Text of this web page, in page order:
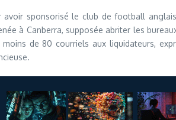
sponsorisé le club de football
à Canberra, supposée abriter les
de 80 courriels aux liquidateurs,